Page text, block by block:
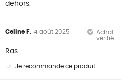
dehors.
Celine F. 4 août 2025
Achat
vérifié
Ras
Je recommande ce produit